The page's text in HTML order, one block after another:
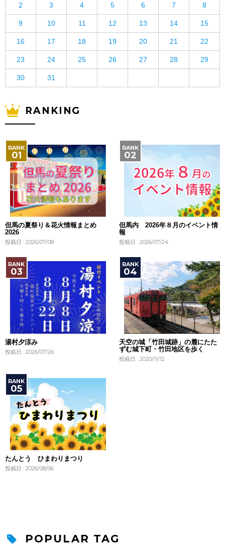
2 3 4 5 6 7 8
9 10 11 12 13 14 15
16 17 18 19 20 21 22
23 24 25 26 27 28 29
30 31
RANKING
但馬の夏祭り＆花火情報まとめ
2026
投稿日 : 2026/07/08
但馬内 2026年８月のイベント情
報
投稿日 : 2026/07/24
湯村夕涼み
投稿日 : 2026/07/26
天空の城「竹田城跡」の麓にたた
ずむ城下町・竹田地区を歩く
投稿日 : 2020/11/12
たんとう ひまわりまつり
投稿日 : 2026/08/06
POPULAR TAG